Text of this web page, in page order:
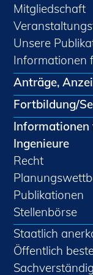
Mitgliedschaft
Unsere
Informationen
Anträge,
Fortbildung/
Informationen
Ingenieure
Recht
Publikationen
Stellenbörse
Staatlich
Öffentlich